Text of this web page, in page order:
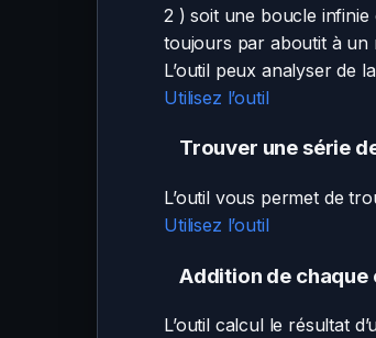
2 ) soit une boucle infinie
toujours par aboutit à un
L’outil peux analyser de
Utilisez l’outil
Trouver une série
L’outil vous permet de
Utilisez l’outil
Addition de chaque
L’outil calcul le résultat